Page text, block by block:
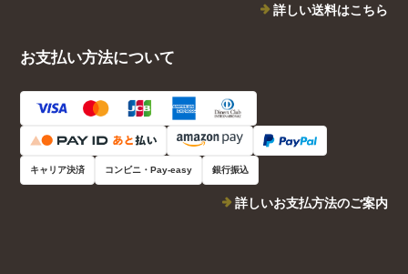
詳しい送料はこちら
お支払い方法について
キャリア決済 コンビニ・Pay-easy 銀行振込
詳しいお支払方法のご案内